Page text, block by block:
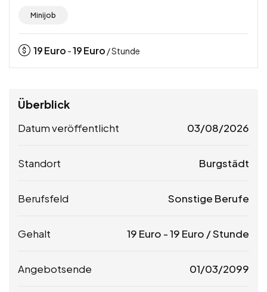
Minijob
19Euro -19Euro / Stunde
Überblick
Datum veröffentlicht 03/08/2026
Standort Burgstädt
Berufsfeld Sonstige Berufe
Gehalt 19 Euro -19 Euro / Stunde
Angebotsende 01/03/2099